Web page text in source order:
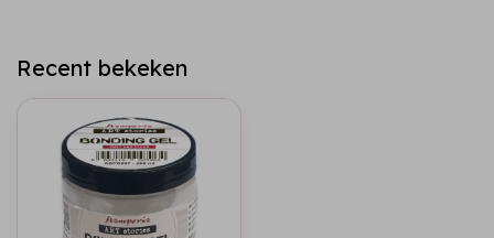
Recent bekeken